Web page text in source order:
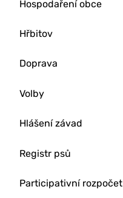
Hospodaření obce
Hřbitov
Doprava
Volby
Hlášení závad
Registr psů
Participativní rozpočet